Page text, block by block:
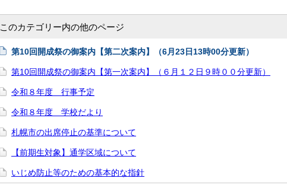
このカテゴリー内の他のページ
第10回開成祭の御案内【第二次案内】（6月23日13時00分更新）
第10回開成祭の御案内【第一次案内】（６月１２日９時００分更新）
令和８年度 行事予定
令和８年度 学校だより
札幌市の出席停止の基準について
【前期生対象】通学区域について
いじめ防止等のための基本的な指針